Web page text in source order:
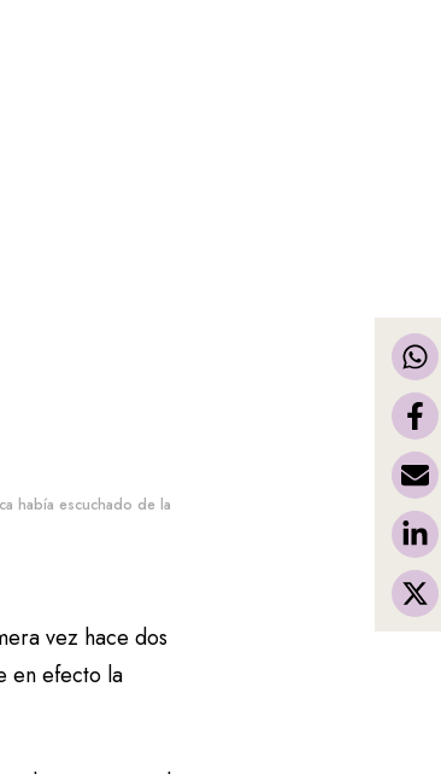
había escuchado de la
vez hace dos
en efecto la